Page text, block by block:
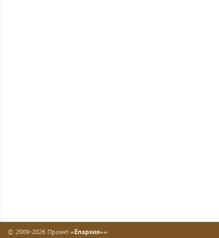
© 2009-2026 Проект «Епархия»»